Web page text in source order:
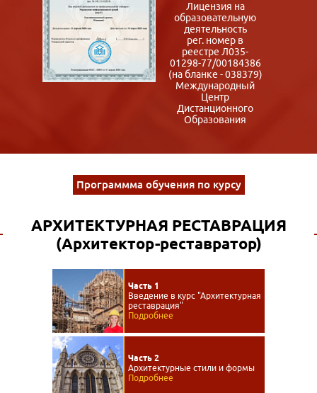
Лицензия на
образовательную
деятельность
рег. номер в
реестре Л035-
01298-77/00184386
(на бланке - 038379)
Международный
Центр
Дистанционного
Образования
Программма обучения по курсу
АРХИТЕКТУРНАЯ РЕСТАВРАЦИЯ
(Архитектор-реставратор)
Часть 1
Введение в курс "Архитектурная
реставрация"
Подробнее
Часть 2
Архитектурные стили и формы
Подробнее